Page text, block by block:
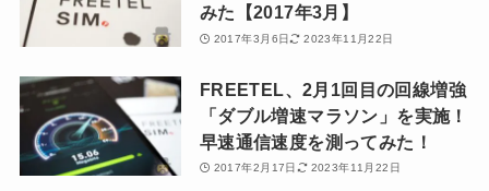
みた【2017年3月】
2017年3月6日 2023年11月22日
FREETEL、2月1回目の回線増強
「ダブル増速マラソン」を実施！
早速通信速度を測ってみた！
2017年2月17日 2023年11月22日